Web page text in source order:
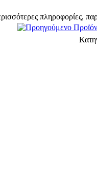
πληροφορίες,